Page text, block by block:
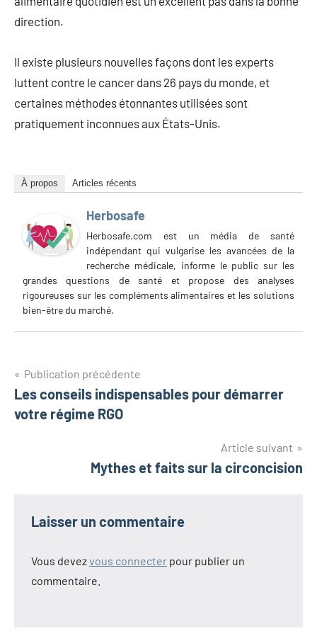
direction.
Il existe plusieurs nouvelles façons dont les experts
luttent contre le cancer dans 26 pays du monde, et
certaines méthodes étonnantes utilisées sont
pratiquement inconnues aux États-Unis.
À propos Articles récents
Herbosafe
Herbosafe.com est un média de santé
indépendant qui vulgarise les avancées de la
recherche médicale, informe le public sur les
grandes questions de santé et propose des analyses
rigoureuses sur les compléments alimentaires et les solutions
bien-être du marché.
Navigation
de
Publication précédente
Les conseils indispensables pour démarrer
votre régime RGO
Article suivant
Mythes et faits sur la circoncision
Laisser un commentaire
Vous devezvous connecter pour publier un
commentaire.